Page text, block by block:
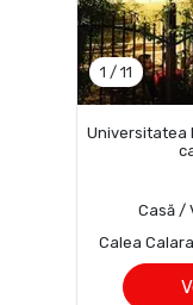
1 / 11
Universitatea
Casă /
Calea